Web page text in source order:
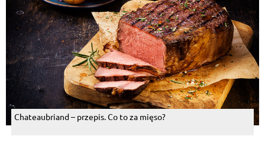
Chateaubriand – przepis. Co to za mięso?